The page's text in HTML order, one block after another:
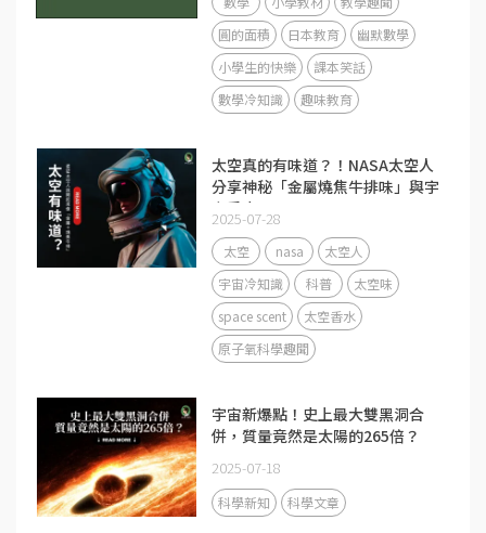
圓的面積
日本教育
幽默數學
小學生的快樂
課本笑話
數學冷知識
趣味教育
太空真的有味道？！NASA太空人
分享神秘「金屬燒焦牛排味」與宇
宙香水
2025-07-28
太空 nasa
太空人
宇宙冷知識
科普
太空味
space scent
太空香水
原子氧科學趣聞
宇宙新爆點！史上最大雙黑洞合
併，質量竟然是太陽的265倍？
2025-07-18
科學新知 科學文章